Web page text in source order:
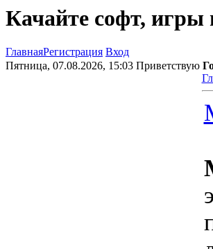
Качайте софт, игры
ГлавнаяРегистрация Вход
Пятница, 07.08.2026, 15:03 Приветствую